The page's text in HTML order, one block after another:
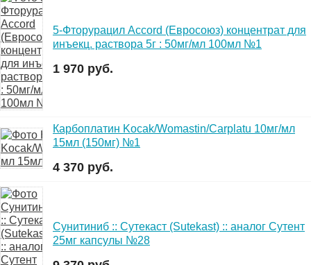
5-Фторурацил Accord (Евросоюз) концентрат для
инъекц. раствора 5г : 50мг/мл 100мл №1
1 970 руб.
Карбоплатин Kocak/Womastin/Carplatu 10мг/мл
15мл (150мг) №1
4 370 руб.
Сунитиниб :: Сутекаст (Sutekast) :: аналог Сутент
25мг капсулы №28